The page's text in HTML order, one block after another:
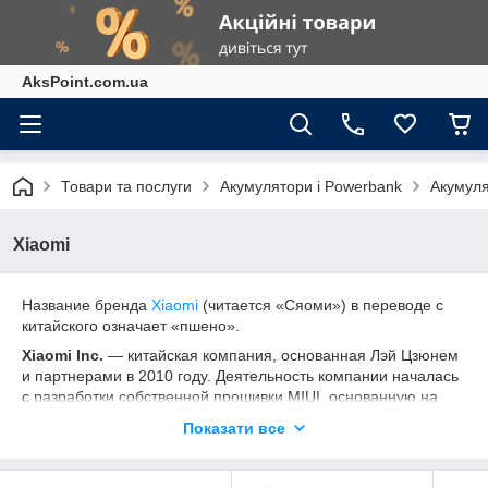
AksPoint.com.ua
Товари та послуги Акумулятори і Powerbank
Xiaomi
Название бренда Xiaomi (читается «Сяоми») в переводе с
китайского означает «пшено».
Xiaomi Inc. — китайская компания, основанная Лэй Цзюнем
и партнерами в 2010 году. Деятельность компании началась
с разработки собственной прошивки MIUI, основанную на
смартфонов. Встречаются модели разных ценовых
Показати все